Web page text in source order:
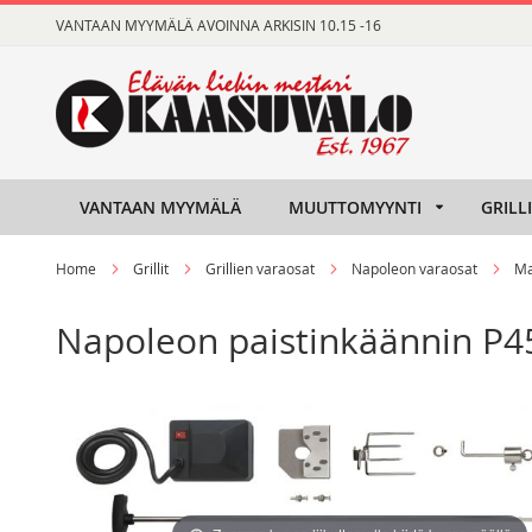
to
VANTAAN MYYMÄLÄ AVOINNA ARKISIN 10.15 -16
VANTAAN MYYMÄLÄ MUUTTOMYYNTI
Home Grillit Grillien varaosat Napoleon varaosat
Napoleon paistinkäännin
the
end
the
beginning